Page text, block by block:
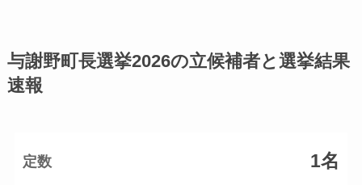
与謝野町長選挙2026の立候補者と選挙結果
速報
定数 1名